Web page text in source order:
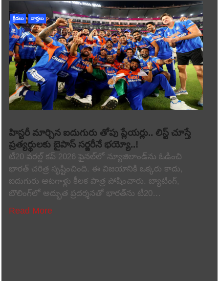
క్రీడలు వార్తలు
హిస్టరీ మార్చిన ఐదుగురు తోపు ప్లేయర్లు.. లిస్ట్ చూస్తే
ప్రత్యర్థులకు బైపాస్ సర్జరీనే భయ్యో..!
టీ20 వరల్డ్ కప్ 2026 ఫైనల్‌లో న్యూజిలాండ్‌ను ఓడించి
భారత్ చరిత్ర సృష్టించింది. ఈ విజయానికి ఒక్కరు కాదు,
ఐదుగురు ఆటగాళ్లు కీలక పాత్ర పోషించారు. బ్యాటింగ్,
బౌలింగ్‌లో అద్భుత ప్రదర్శనతో భారత్‌ను టీ20…
Read More